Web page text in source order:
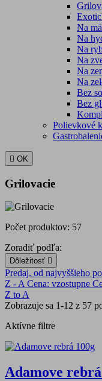
Na
Na
Na
Na
Na
Na
Bez
Bez
Polievkové
 OK
Grilovacie
Počet produktov: 57
Zoradiť podľa:
Dôležitosť 
Predaj, od najvyššieho
Z - ACena: vzostupne
Z to A
Zobrazuje sa 1-12 z 57
Aktívne filtre
Adamove